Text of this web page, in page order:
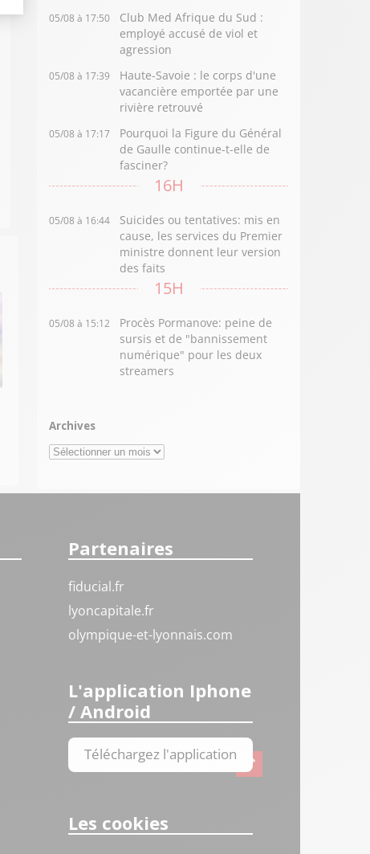
05/08 à 17:50
Club Med Afrique du Sud :
employé accusé de viol et
agression
05/08 à 17:39
Haute-Savoie : le corps d'une
vacancière emportée par une
rivière retrouvé
05/08 à 17:17
Pourquoi la Figure du Général
de Gaulle continue-t-elle de
fasciner?
16H
05/08 à 16:44
Suicides ou tentatives: mis en
cause, les services du Premier
ministre donnent leur version
des faits
15H
05/08 à 15:12
Procès Pormanove: peine de
sursis et de "bannissement
numérique" pour les deux
streamers
Archives
Archives
Partenaires
fiducial.fr
lyoncapitale.fr
olympique-et-lyonnais.com
L'application Iphone
/ Android
Téléchargez l'application
Les cookies